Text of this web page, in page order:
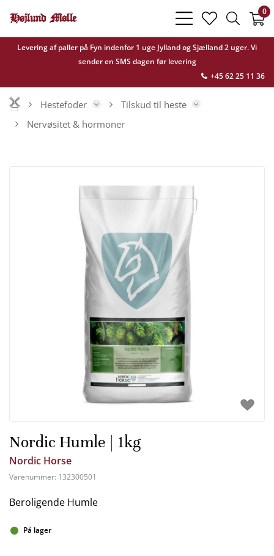
Levering af paller på Fyn indenfor 1 uge Jylland og Sjælland 2 uger. Vi
sender en SMS dagen før levering
+45 62 25 11 36
bars
light
heart
light
search
light
0
Hestefoder
Tilskud til heste
Nervøsitet & hormoner
Nordic Humle | 1kg
Nordic Horse
Varenummer: 132300501
Beroligende Humle
På lager